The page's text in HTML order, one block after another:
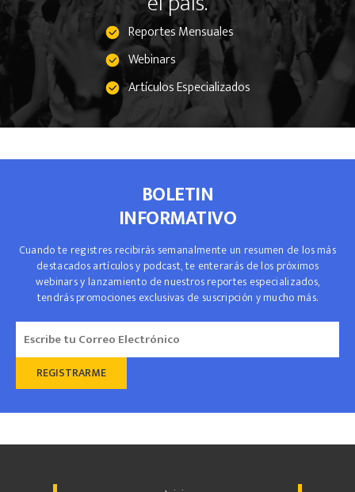
Reportes Mensuales
Webinars
Artículos Especializados
BOLETIN
INFORMATIVO
Cuando te registres recibirás semanalmente un resumen de los más
destacados artículos y podcast, te enterarás de los próximos
webinars y lanzamiento de nuestros reportes especializados,
tendrás promociones exclusivas de suscripción y mucho más.